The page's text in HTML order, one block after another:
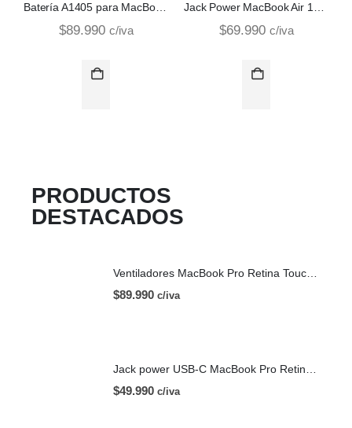
Batería A1405 para MacBook Air 13 | A1466 (2015)
$89.990 c/iva $69.990 c/iva
PRODUCTOS
DESTACADOS
$89.990 c/iva
$49.990 c/iva